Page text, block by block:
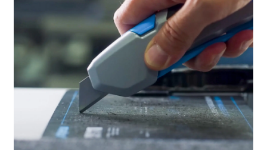
NASZE PRODUKTY ECO